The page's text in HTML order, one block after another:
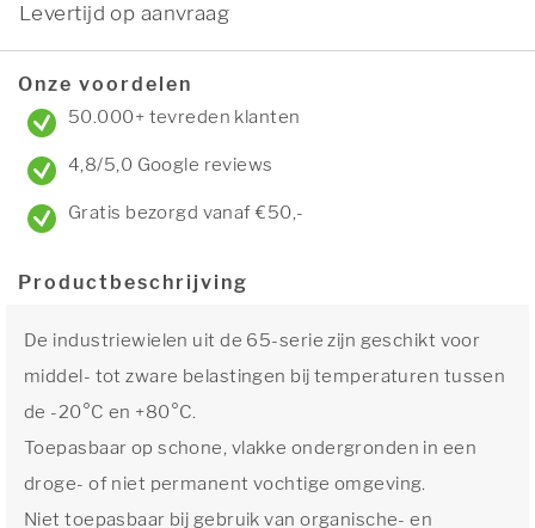
Levertijd op aanvraag
Onze voordelen
50.000+ tevreden klanten
4,8/5,0 Google reviews
Gratis bezorgd vanaf €50,-
Productbeschrijving
De industriewielen uit de 65-serie zijn geschikt voor
middel- tot zware belastingen bij temperaturen tussen
de -20°C en +80°C.
Toepasbaar op schone, vlakke ondergronden in een
droge- of niet permanent vochtige omgeving.
Niet toepasbaar bij gebruik van organische- en